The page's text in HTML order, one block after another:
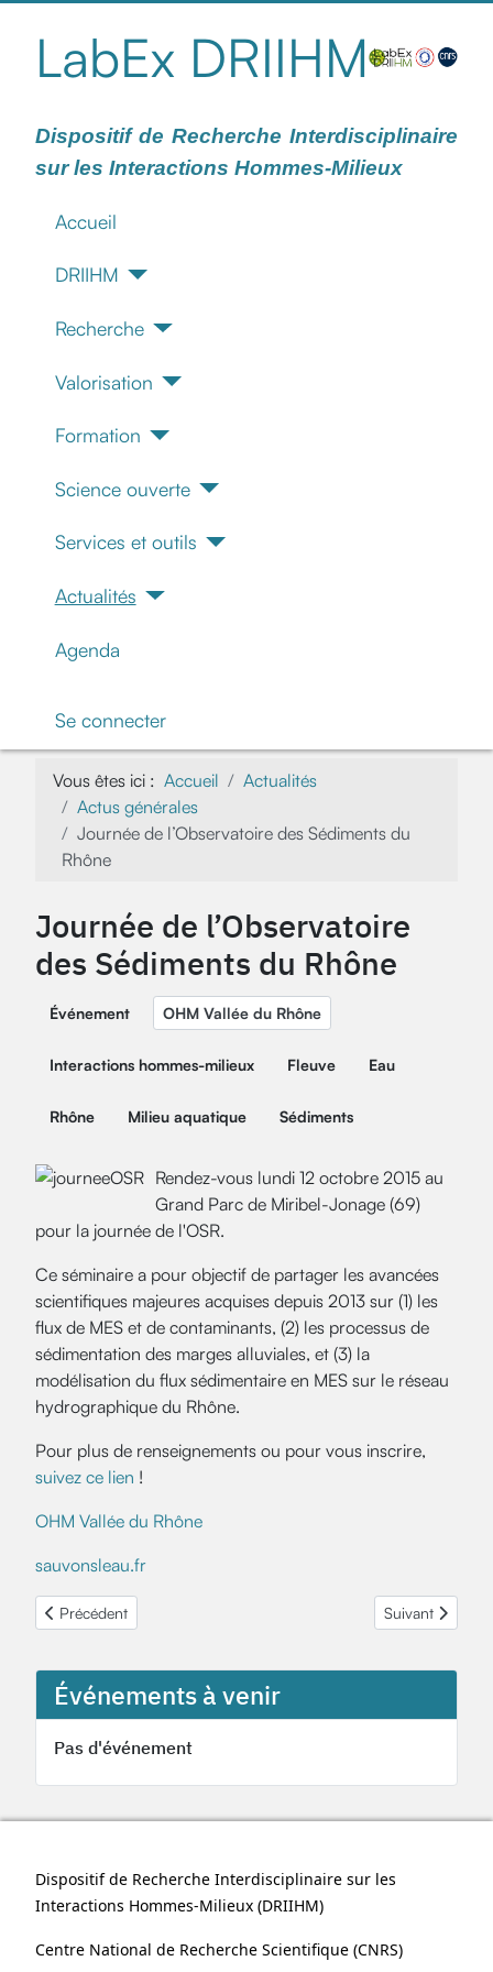
LabEx DRIIHM
Dispositif de Recherche Interdisciplinaire
sur les Interactions Hommes-Milieux
Accueil
DRIIHM
Recherche
Valorisation
Formation
Science ouverte
Services et outils
Actualités
Agenda
Se connecter
Vous êtes ici : Accueil
Actualités
Actus générales
Journée de l’Observatoire des Sédiments du
Rhône
Événements à venir
Pas d'événement
Journée de l’Observatoire
des Sédiments du Rhône
Événement OHM Vallée du Rhône
Interactions hommes-milieux Fleuve Eau
Rhône Milieu aquatique Sédiments
Rendez-vous lundi 12 octobre 2015 au
Grand Parc de Miribel-Jonage (69)
pour la journée de l'OSR.
Ce séminaire a pour objectif de partager les avancées
scientifiques majeures acquises depuis 2013 sur (1) les
flux de MES et de contaminants, (2) les processus de
sédimentation des marges alluviales, et (3) la
modélisation du flux sédimentaire en MES sur le réseau
hydrographique du Rhône.
Pour plus de renseignements ou pour vous inscrire,
suivez ce lien !
OHM Vallée du Rhône
sauvonsleau.fr
Article précédent : Appel à communication du colloque
Précédent Article suivant :
Suivant
Dispositif de Recherche Interdisciplinaire sur les
Interactions Hommes-Milieux (DRIIHM)
Centre National de Recherche Scientifique (CNRS)